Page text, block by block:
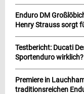
Enduro DM
Henry Strauss sorgt
Testbericht: Ducati
Sportenduro wirklich?
Premiere in
traditionsreichen